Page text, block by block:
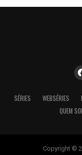
SÉRIES WEBSÉRIES
QUEM
Copyright ©